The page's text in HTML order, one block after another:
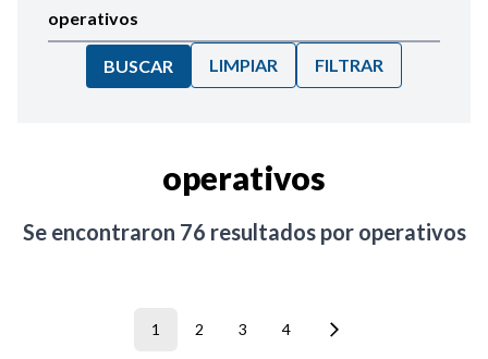
BUSCAR LIMPIAR FILTRAR
operativos
Se encontraron 76 resultados por operativos
1 2 3 4